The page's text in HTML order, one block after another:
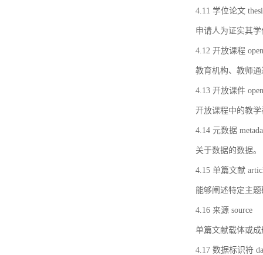
4.11 学位论文
申请人为证实其
4.12 开放课程
教育机构、教师
4.13 开放课件
开放课程中的教
4.14 元数据
关于数据的数据。
4.15 单篇文献
能够阐述特定主
4.16 来源 source
单篇文献载体或
4.17 数据标识符